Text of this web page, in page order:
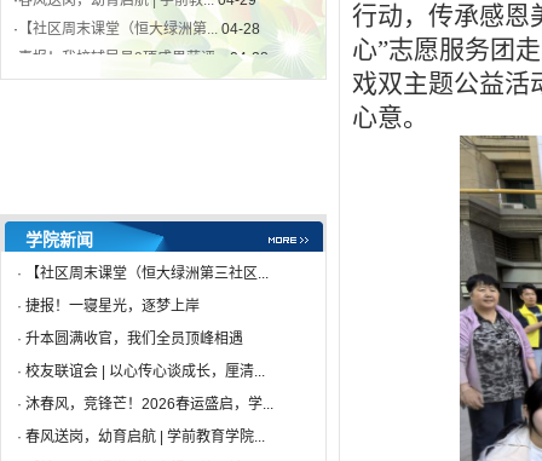
【社区周末课堂（恒大绿洲第... 04-28
喜报！我校辅导员9项成果获评... 04-28
星火青声说 | 文明互鉴专题 ... 04-27
学院新闻
·
【社区周末课堂（恒大绿洲第三社区...
· 捷报！一寝星光，逐梦上岸
· 升本圆满收官，我们全员顶峰相遇
· 校友联谊会 | 以心传心谈成长，厘清...
· 沐春风，竞锋芒！2026春运盛启，学...
· 春风送岗，幼育启航 | 学前教育学院...
行动，传承感恩
心”志愿服务团
戏双主题公益活
心意。